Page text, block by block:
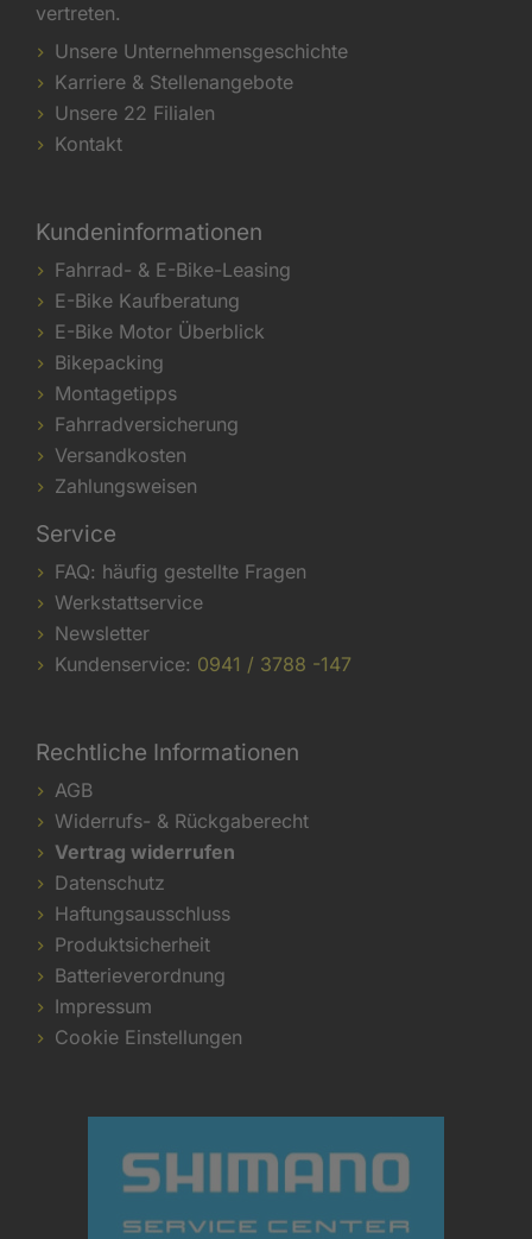
vertreten.
Unsere Unternehmensgeschichte
Karriere & Stellenangebote
Unsere 22 Filialen
Kontakt
Kundeninformationen
Fahrrad- & E-Bike-Leasing
E-Bike Kaufberatung
E-Bike Motor Überblick
Bikepacking
Montagetipps
Fahrradversicherung
Versandkosten
Zahlungsweisen
Service
FAQ: häufig gestellte Fragen
Werkstattservice
Newsletter
Kundenservice: 0941 / 3788 -147
Rechtliche Informationen
AGB
Widerrufs- & Rückgaberecht
Vertrag widerrufen
Datenschutz
Haftungsausschluss
Produktsicherheit
Batterieverordnung
Impressum
Cookie Einstellungen